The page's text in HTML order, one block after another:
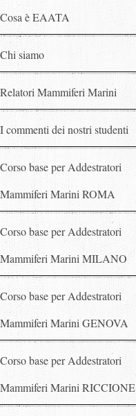
Cosa è EAATA
Chi siamo
Relatori Mammiferi Marini
I commenti dei nostri studenti
Corso base per Addestratori
Mammiferi Marini ROMA
Corso base per Addestratori
Mammiferi Marini MILANO
Corso base per Addestratori
Mammiferi Marini GENOVA
Corso base per Addestratori
Mammiferi Marini RICCIONE